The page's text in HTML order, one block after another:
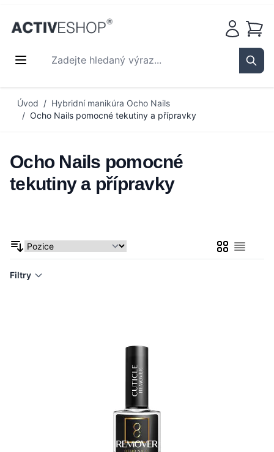
Zadejte hledaný výraz...
Košík
Úvod / Hybridní manikúra Ocho Nails
/ Ocho Nails pomocné tekutiny a přípravky
Ocho Nails pomocné
tekutiny a přípravky
MřížkaSeznam
Filtry